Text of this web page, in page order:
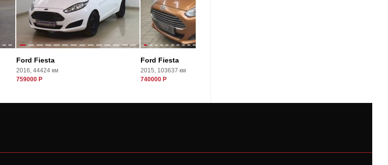
Ford Fiesta
2016, 44424 км
759000 Р
Ford Fiesta
2015, 103637 км
740000 Р